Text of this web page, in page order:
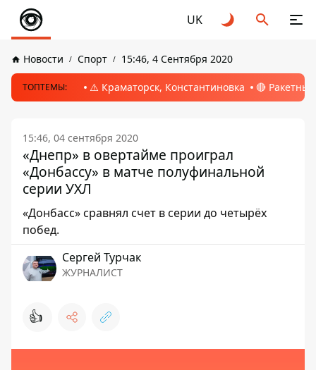
UK
Новости Спорт 15:46, 4 Сентября 2020
ТОПТЕМЫ: ⚠️ Краматорск, Константиновка 🔴
15:46, 04 сентября 2020
«Днепр» в овертайме проиграл
«Донбассу» в матче полуфинальной
серии УХЛ
«Донбасс» сравнял счет в серии до четырёх
побед.
Сергей Турчак
ЖУРНАЛИСТ
👍